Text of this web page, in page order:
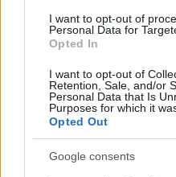
I want to opt-out of
Personal Data for
Opted In
I want to opt-out of
Retention, Sale, and/or
Personal Data that Is
Purposes for which it
Opted Out
Google consents
ΑΣΕΠ: Οι τρεις
υποψήφιοι για
Σχολεία: 42
στον Δήμο